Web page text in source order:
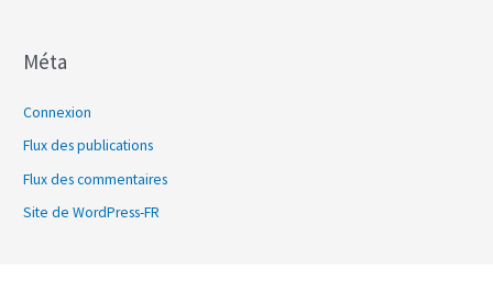
Méta
Connexion
Flux des publications
Flux des commentaires
Site de WordPress-FR